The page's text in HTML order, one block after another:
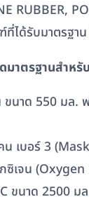
RUBBER,
ได้รับมาตรฐา
าตรฐานสำหรั
นาด 550 มล.
น เบอร์ 3
ซิเจน
ขนาด 2500 ม